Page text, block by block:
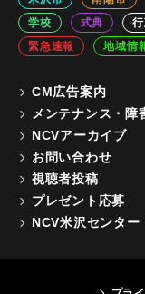
学校
式典
緊急速報
地域情
CM広告案内
メンテナンス・障
NCVアーカイブ
お問い合わせ
視聴者投稿
プレゼント応募
NCV米沢センター